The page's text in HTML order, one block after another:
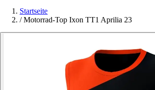
Startseite
/ Motorrad-Top Ixon TT1 Aprilia 23